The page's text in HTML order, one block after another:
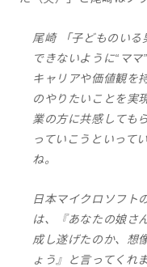
尾崎 「子どものいる
できないように“マ
キャリアや価値観を
のやりたいことを
業の方に共感しても
っていこうといって
ね。
日本マイクロソフト
は、『あなたの娘さ
成し遂げたのか、想
ょう』と言ってくれ